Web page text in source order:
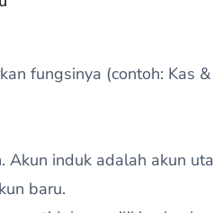
fungsinya (contoh: Kas &
Akun induk adalah akun
baru.